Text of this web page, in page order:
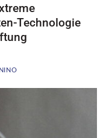
Technologie
NINO